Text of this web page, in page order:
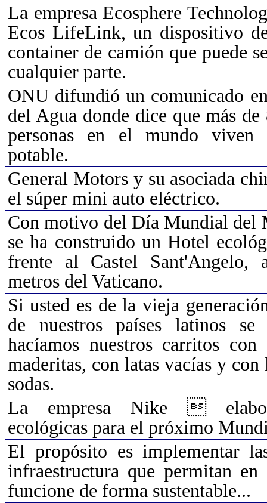
La empresa Ecosphere
Ecos LifeLink, un dispositivo
container de camión que puede
cualquier parte.
ONU difundió un comunicado
del Agua donde dice que más
personas en el mundo viven
potable.
General Motors y su asociada
el súper mini auto eléctrico.
Con motivo del Día Mundial del
se ha construido un Hotel
frente al Castel Sant'Angelo,
metros del Vaticano.
Si usted es de la vieja
de nuestros países latinos se
hacíamos nuestros carritos
maderitas, con latas vacías y con
sodas.
La empresa Nike 
ecológicas para el próximo
El propósito es implementar
infraestructura que permitan
funcione de forma sustentable...